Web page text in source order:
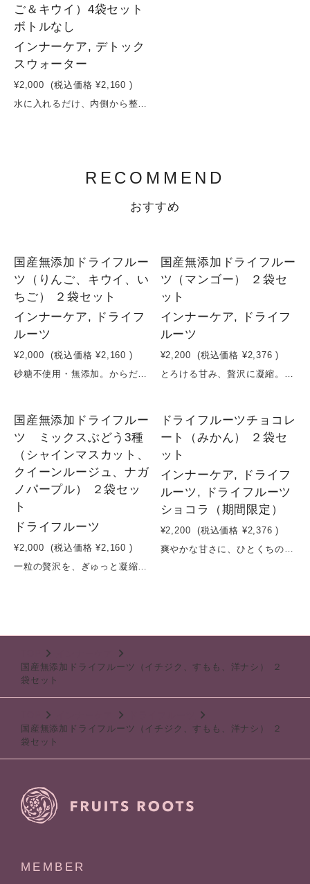
ご＆キウイ）4袋セット
ボトルなし
インナーケア, デトック
スウォーター
¥2,000 (税込価格 ¥2,160 )
水に入れるだけ、内側から整う。いちご＆キウイで始める、デトックスウォーター習慣いちごとキウイを中心に、相性の良いフルーツを組み合わせたデトックスウォーター用ドライフルーツ3種セット。砂糖・保存料を使わず、果実そのものの甘みと栄養をぎゅっと凝縮しました。水に入れるだけで、ビタミンやミネラルがゆっくり溶け出し、毎日の水分補給が“美容時間”に変わります。いちごのやさしい甘みとキウイの爽やかな酸味が、すっきりと飲みやすい味わいに。忙しい日々でも無理なく続けられる、シンプルなインナーケア習慣を。原材料：いちご（長野県産） キウイ（長野県産）容量：16g×4袋賞味期限：製造日から６ヶ月
RECOMMEND
おすすめ
国産無添加ドライフルー
ツ（りんご、キウイ、い
ちご） ２袋セット
インナーケア, ドライフ
ルーツ
¥2,000 (税込価格 ¥2,160 )
砂糖不使用・無添加。からだが喜ぶ国産ドライフルーツ国産のりんご・キウイ・いちごを使用し、砂糖・添加物を一切使わず仕上げたドライフルーツです。低温でじっくり乾燥させることで、フルーツ本来の甘み・酸味・香りをそのまま凝縮。そのまま食べるのはもちろん、ヨーグルトや紅茶、グラノーラに加えるだけで、毎日の食事が手軽に“インナーケア習慣”に変わります。美容・健康を意識する方や、お子さまのおやつ、ギフトにもおすすめの一品です。原材料： りんご（長野県産） いちご（栃木県産） キウイ（長野県産）容量：35g×２袋賞味期限：製造日から６ヶ月
SOLD OUT
国産無添加ドライフルー
ツ（マンゴー） ２袋セ
ット
インナーケア, ドライフ
ルーツ
¥2,200 (税込価格 ¥2,376 )
とろける甘み、贅沢に凝縮。濃厚ドライマンゴー。国産マンゴーを使用し、砂糖・保存料・香料など一切不使用で仕上げたドライフルーツです。低温でじっくり乾燥させることで、マンゴー本来の濃厚な甘みと芳醇な香り、とろけるような食感をそのまま凝縮。ひと口で広がるリッチな味わいは、満足感が高く、ご褒美おやつやリラックスタイムに最適。そのままはもちろん、ヨーグルトやグラノーラ、紅茶に加えることで、日常の食事を手軽にアップグレードできます。“甘さも美しさも、妥協しない”。毎日続けたくなるナチュラルスイーツです。原材料：マンゴー（沖縄県産）＊時期により、変更させていただく場合がございます。容量：17g×２袋賞味期限：製造日から６ヶ月
SOLD OUT
国産無添加ドライフルー
ツ ミックスぶどう3種
（シャインマスカット、
クイーンルージュ、ナガ
ノパープル） ２袋セッ
ト
ドライフルーツ
¥2,000 (税込価格 ¥2,160 )
一粒の贅沢を、ぎゅっと凝縮。国産のシャインマスカット・クイーンルージュ・ナガノパープルを使用し、砂糖・保存料・香料など一切不使用で仕上げたドライフルーツです。低温で丁寧に乾燥させることで、ぶどう本来の濃厚な甘みと芳醇な香り、奥行きのあるコクをそのまま凝縮。シャインマスカットの上品な甘さ、クイーンルージュの華やかな香りとコク、ナガノパープルの深みある味わい。それぞれの個性が際立つ、贅沢で満足感の高い一品です。そのままはもちろん、チーズやワインと合わせて楽しむ“大人の時間”や、特別なギフトにも最適です。原材料：シャインマスカット（長野県産）、クイーンルージュ（長野県産）、ナガノパープル（長野県産）＊時期により、変更させていただく場合がございます。容量：35g×２袋賞味期限：製造日から6ヶ月
ドライフルーツチョコレ
ート（みかん） ２袋セ
ット
インナーケア, ドライフ
ルーツ, ドライフルーツ
ショコラ（期間限定）
¥2,200 (税込価格 ¥2,376 )
爽やかな甘さに、ひとくちのご褒美。みかん×チョコ。ドライみかんにチョコレートをコーティングした、フルーツの魅力を活かしたドライフルーツチョコレートです。みかんは砂糖不使用で仕上げ、果実本来のやさしい甘みとほどよい酸味、爽やかな香りを凝縮。そこにチョコレートのコクを重ねることで、甘すぎず軽やかな味わいに仕上げました。柑橘ならではのフレッシュ感とチョコのリッチさが調和し、つい手が伸びる美味しさです。そのままはもちろん、コーヒーや紅茶との相性も抜群。“すっきり楽しむチョコ習慣”。毎日のご褒美にぴったりです。原材料：有機カカオマス、有機カカオバター、有機ヒマワリレシチン、みかん＊時期により、変更させていただく場合がございます。容量：30g×２袋賞味期限：製造日から６ヶ月
国産無添加ドライフルーツ（イチジク、すもも、洋ナシ） ２
袋セット
国産無添加ドライフルーツ（イチジク、すもも、洋ナシ） ２
袋セット
MEMBER